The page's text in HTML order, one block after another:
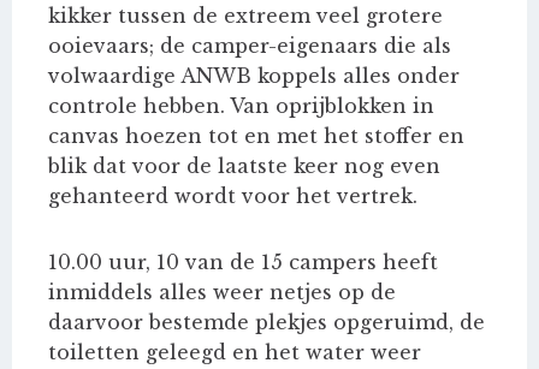
kikker tussen de extreem veel grotere
ooievaars; de camper-eigenaars die als
volwaardige ANWB koppels alles onder
controle hebben. Van oprijblokken in
canvas hoezen tot en met het stoffer en
blik dat voor de laatste keer nog even
gehanteerd wordt voor het vertrek.
10.00 uur, 10 van de 15 campers heeft
inmiddels alles weer netjes op de
daarvoor bestemde plekjes opgeruimd, de
toiletten geleegd en het water weer